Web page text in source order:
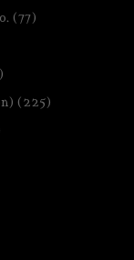
(77)
(225)